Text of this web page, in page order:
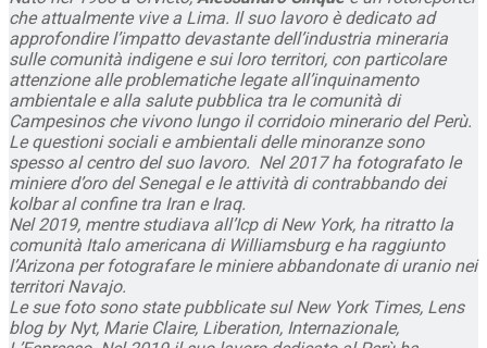
che attualmente vive a Lima. Il suo lavoro è dedicato ad
approfondire l’impatto devastante dell’industria mineraria
sulle comunità indigene e sui loro territori, con particolare
attenzione alle problematiche legate all’inquinamento
ambientale e alla salute pubblica tra le comunità di
Campesinos che vivono lungo il corridoio minerario del Perù.
Le questioni sociali e ambientali delle minoranze sono
spesso al centro del suo lavoro. Nel 2017 ha fotografato le
miniere d’oro del Senegal e le attività di contrabbando dei
kolbar al confine tra Iran e Iraq.
Nel 2019, mentre studiava all’Icp di New York, ha ritratto la
comunità Italo americana di Williamsburg e ha raggiunto
l’Arizona per fotografare le miniere abbandonate di uranio nei
territori Navajo.
Le sue foto sono state pubblicate sul New York Times, Lens
blog by Nyt, Marie Claire, Liberation, Internazionale,